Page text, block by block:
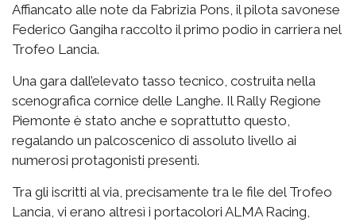
Affiancato alle note da Fabrizia Pons, il pilota savonese
Federico Gangiha raccolto il primo podio in carriera nel
Trofeo Lancia.
Una gara dall’elevato tasso tecnico, costruita nella
scenografica cornice delle Langhe. Il Rally Regione
Piemonte è stato anche e soprattutto questo,
regalando un palcoscenico di assoluto livello ai
numerosi protagonisti presenti.
Tra gli iscritti al via, precisamente tra le file del Trofeo
Lancia, vi erano altresì i portacolori ALMA Racing,